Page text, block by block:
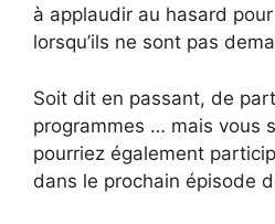
à applaudir au hasard
lorsqu’ils ne sont pas
Soit dit en passant, de
programmes … mais vous
pourriez également
dans le prochain épisode